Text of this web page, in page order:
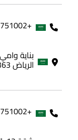
+966562751002
الرياض 12363، المملكة العربية السعودية
+966562751002